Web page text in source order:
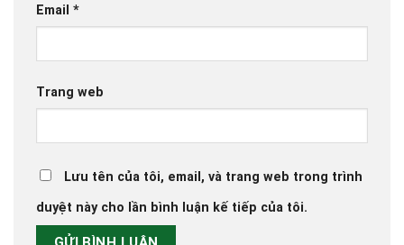
Email *
Trang web
Lưu tên của tôi, email, và trang web trong trình
duyệt này cho lần bình luận kế tiếp của tôi.